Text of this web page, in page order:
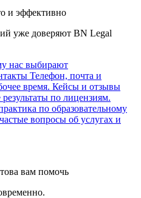
и эффективно
уже доверяют BN Legal
нас выбирают
Телефон, почта и
время. Кейсы и отзывы
по лицензиям.
по образовательному
вопросы об услугах и
вам помочь